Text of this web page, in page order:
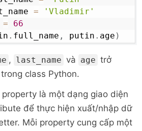
property get_name
property
(self, format = True):
not format
print( name,
:
print (f'{self.full_name
)
=
'Vladimir'
=
66
. full_name , putin . age )
, last_name và age trở
trong class Python.
là một dạng giao diện
để thực hiện xuất/nhập dữ
Mỗi property cung cấp một